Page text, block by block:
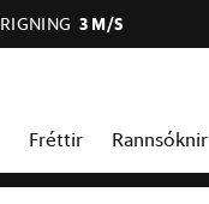
RIGNING 3 M/S
Fréttir Rannsóknir